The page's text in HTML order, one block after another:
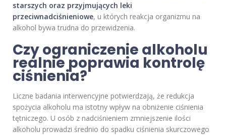
starszych oraz przyjmujących leki
przeciwnadciśnieniowe, u których reakcja organizmu na
alkohol bywa trudna do przewidzenia.
Czy ograniczenie alkoholu
realnie poprawia kontrolę
ciśnienia?
Liczne badania interwencyjne potwierdzają, że redukcja
spożycia alkoholu ma istotny wpływ na obniżenie ciśnienia
tętniczego. U osób z nadciśnieniem zmniejszenie ilości
alkoholu prowadzi średnio do spadku ciśnienia skurczowego